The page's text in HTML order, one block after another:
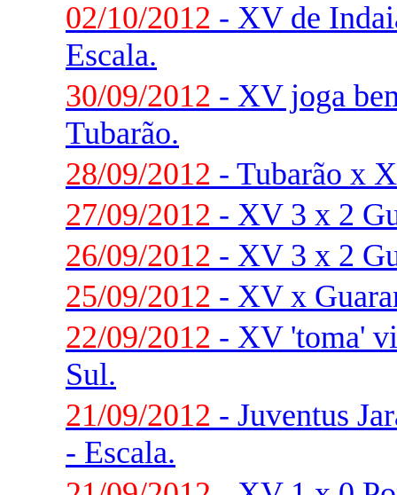
02/10/2012 - XV de
Escala.
30/09/2012 - XV joga
Tubarão.
28/09/2012 - Tubarão x
27/09/2012 - XV 3 x 2
26/09/2012 - XV 3 x 2
25/09/2012 - XV x
22/09/2012 - XV 'toma'
Sul.
21/09/2012 - Juventus
- Escala.